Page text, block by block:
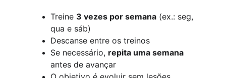
Treine 3 vezes por semana (ex.: seg,
qua e sáb)
Descanse entre os treinos
Se necessário, repita uma semana
antes de avançar